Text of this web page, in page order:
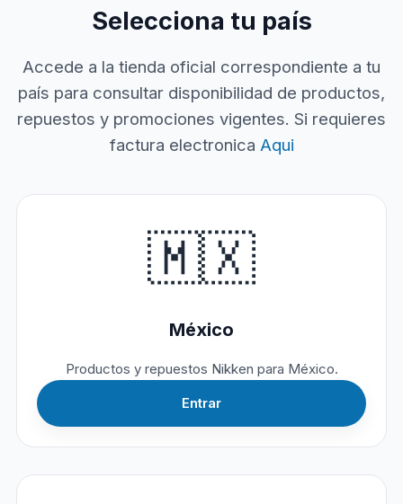
Selecciona tu país
Accede a la tienda oficial correspondiente a tu
país para consultar disponibilidad de productos,
repuestos y promociones vigentes. Si requieres
factura electronica Aqui
🇲🇽
México
Productos y repuestos Nikken para México.
Entrar